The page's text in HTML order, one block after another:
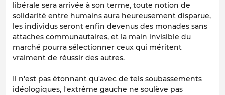
libérale sera arrivée à son terme, toute notion de
solidarité entre humains aura heureusement disparue,
les individus seront enfin devenus des monades sans
attaches communautaires, et la main invisible du
marché pourra sélectionner ceux qui méritent
vraiment de réussir des autres.
Il n'est pas étonnant qu'avec de tels soubassements
idéologiques, l'extrême gauche ne soulève pas